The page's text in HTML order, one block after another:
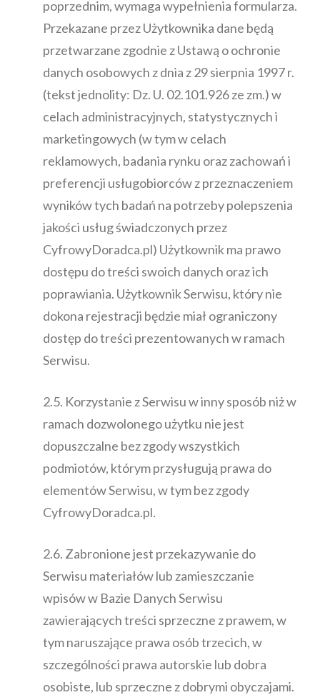
poprzednim, wymaga wypełnienia formularza.
Przekazane przez Użytkownika dane będą
przetwarzane zgodnie z Ustawą o ochronie
danych osobowych z dnia z 29 sierpnia 1997 r.
(tekst jednolity: Dz. U. 02.101.926 ze zm.) w
celach administracyjnych, statystycznych i
marketingowych (w tym w celach
reklamowych, badania rynku oraz zachowań i
preferencji usługobiorców z przeznaczeniem
wyników tych badań na potrzeby polepszenia
jakości usług świadczonych przez
CyfrowyDoradca.pl) Użytkownik ma prawo
dostępu do treści swoich danych oraz ich
poprawiania. Użytkownik Serwisu, który nie
dokona rejestracji będzie miał ograniczony
dostęp do treści prezentowanych w ramach
Serwisu.
2.5. Korzystanie z Serwisu w inny sposób niż w
ramach dozwolonego użytku nie jest
dopuszczalne bez zgody wszystkich
podmiotów, którym przysługują prawa do
elementów Serwisu, w tym bez zgody
CyfrowyDoradca.pl.
2.6. Zabronione jest przekazywanie do
Serwisu materiałów lub zamieszczanie
wpisów w Bazie Danych Serwisu
zawierających treści sprzeczne z prawem, w
tym naruszające prawa osób trzecich, w
szczególności prawa autorskie lub dobra
osobiste, lub sprzeczne z dobrymi obyczajami.